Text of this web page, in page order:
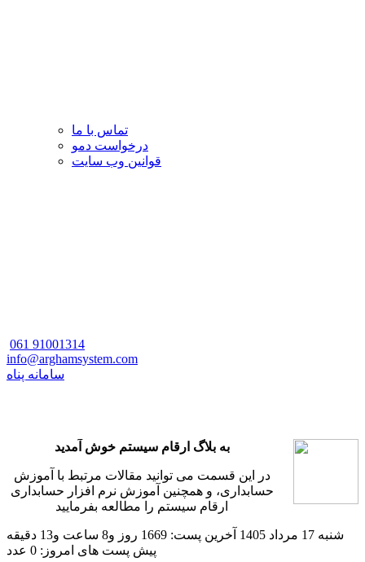
تماس با ما
درخواست دمو
قوانین وب سایت
061 91001314
info@arghamsystem.com
سامانه پناه
به بلاگ ارقام سیستم خوش آمدید
در این قسمت می توانید مقالات مرتبط با آموزش
حسابداری، و همچنین آموزش نرم افزار حسابداری
ارقام سیستم را مطالعه بفرمایید
شنبه 17 مرداد 1405
آخرین پست: 1669 روز و8 ساعت و13 دقیقه
پیش پست های امروز: 0 عدد